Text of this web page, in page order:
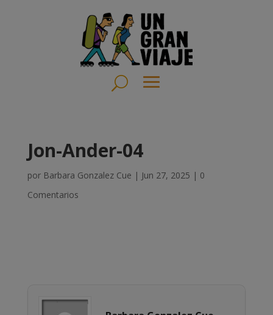
Jon-Ander-04
por Barbara Gonzalez Cue | Jun 27, 2025 | 0
Comentarios